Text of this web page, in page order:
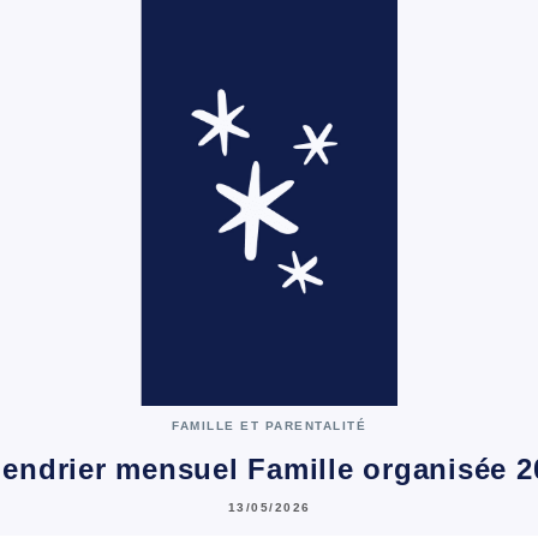
FAMILLE ET PARENTALITÉ
mensuel Famille organisée
13/05/2026